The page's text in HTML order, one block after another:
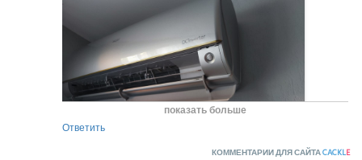
показать больше
Ответить
КОММЕНТАРИИ ДЛЯ САЙТАCACKLE